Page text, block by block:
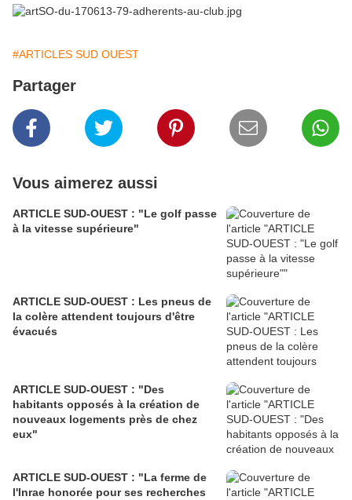
#ARTICLES SUD OUEST
Partager
Vous aimerez aussi
ARTICLE SUD-OUEST : "Le golf passe
à la vitesse supérieure"
ARTICLE SUD-OUEST : Les pneus de
la colère attendent toujours d'être
évacués
ARTICLE SUD-OUEST : "Des
habitants opposés à la création de
nouveaux logements près de chez
eux"
ARTICLE SUD-OUEST : "La ferme de
l'Inrae honorée pour ses recherches